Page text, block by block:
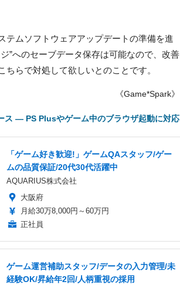
テムソフトウェアアップデートの準備を進
”へのセーブデータ保存は可能なので、改善
らで対処して欲しいとのことです。
《Game*Spark》
ス ― PS Plusやゲーム中のブラウザ起動に対応
「ゲーム好き歓迎!」ゲームQAスタッフ/ゲー
ムの品質保証/20代30代活躍中
AQUARIUS株式会社
大阪府
月給30万8,000円～60万円
正社員
ゲーム運営補助スタッフ/データの入力管理/未
経験OK/昇給年2回/人柄重視の採用